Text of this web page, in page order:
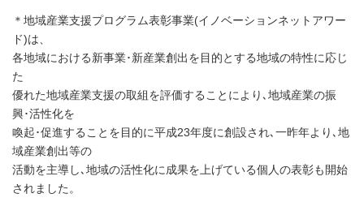
＊地域産業支援プログラム表彰事業(イノベーションネットアワー
ド)は、
各地域における新事業･新産業創出を目的とする地域の特性に応じ
た
優れた地域産業支援の取組を評価することにより､地域産業の振
興･活性化を
喚起･促進することを目的に平成23年度に創設され､一昨年より､地
域産業創出等の
活動を主導し､地域の活性化に成果を上げている個人の表彰も開始
されました。